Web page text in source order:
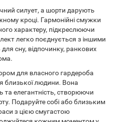
силует, а шорти дарують
кроці. Гармонійні смужки
характеру, підкреслюючи
легко поєднується з іншими
сну, відпочинку, ранкових
для власного гардероба
близької людини. Вона
та елегантність, створюючи
Подаруйте собі або близьким
з цією смугастою